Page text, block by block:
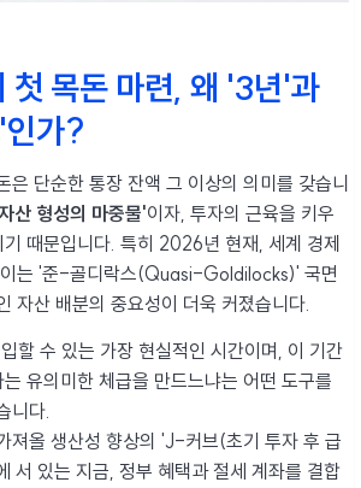
첫 목돈 마련, 왜 '3년'과
가?
은 단순한 통장 잔액 그 이상의 의미를 갖습니
산 형성의 마중물'이자, 투자의 근육을 키우
때문입니다. 특히 2026년 현재, 세계 경제
이는 '준-골디락스(Quasi-Goldilocks)' 국면
자산 배분의 중요성이 더욱 커졌습니다.
할 수 있는 가장 현실적인 시간이며, 이 기간
유의미한 체급을 만드느냐는 어떤 도구를
니다.
져올 생산성 향상의 'J-커브(초기 투자 후 급
서 있는 지금, 정부 혜택과 절세 계좌를 결합